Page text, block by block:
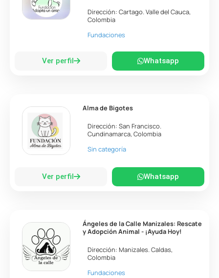
Dirección:Cartago.Valle del Cauca,
Colombia
Fundaciones
Ver perfil Whatsapp
Alma de Bigotes
Dirección:San Francisco.
Cundinamarca,Colombia
Sin categoría
Ver perfil Whatsapp
Ángeles de la Calle Manizales: Rescate
y Adopción Animal - ¡Ayuda Hoy!
Dirección: Manizales.Caldas,
Colombia
Fundaciones